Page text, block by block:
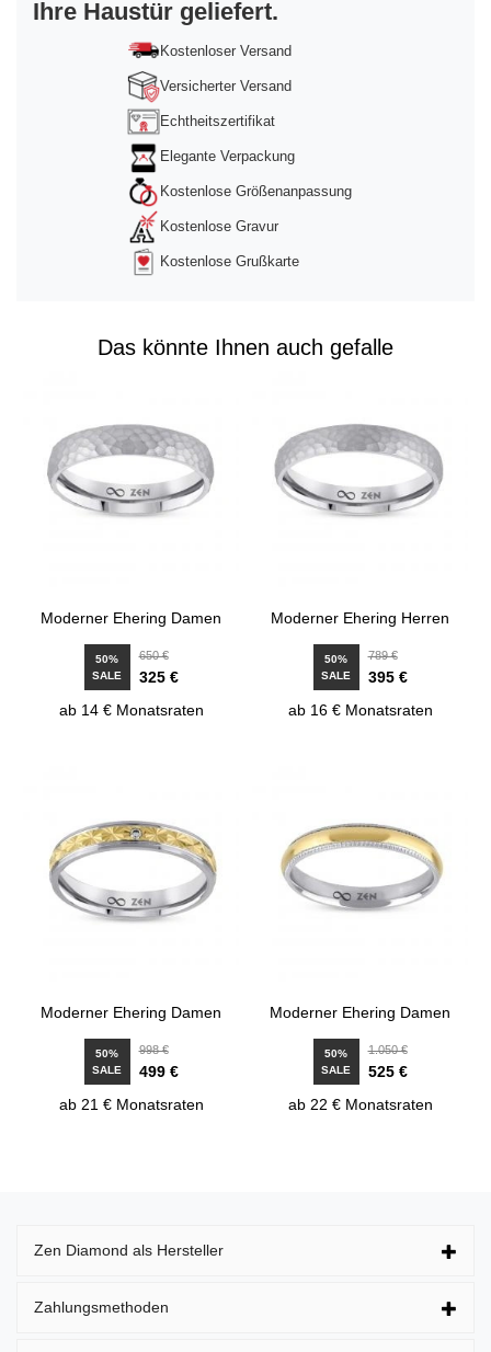
powered byUsercentrics Consent
Management Platform&Trusted Shops
Ihre Haustür geliefert.
Kostenloser Versand
Versicherter Versand
Echtheitszertifikat
Elegante Verpackung
Kostenlose Größenanpassung
Kostenlose Gravur
Kostenlose Grußkarte
Das könnte Ihnen auch gefalle
Moderner Ehering Damen
50%
SALE
650 €
325 €
ab 14 € Monatsraten
Moderner Ehering Herren
50%
SALE
789 €
395 €
ab 16 € Monatsraten
Moderner Ehering Damen
50%
SALE
998 €
499 €
ab 21 € Monatsraten
Moderner Ehering Damen
50%
SALE
1.050 €
525 €
ab 22 € Monatsraten
Zen Diamond als Hersteller
Zahlungsmethoden